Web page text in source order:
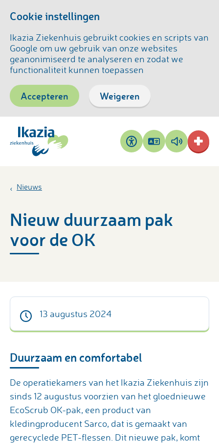
Cookie instellingen
Ikazia Ziekenhuis gebruikt cookies en scripts van
Google om uw gebruik van onze websites
geanonimiseerd te analyseren en zodat we
functionaliteit kunnen toepassen
Accepteren Weigeren
Toegankelijkheid
Pagina
vertalen
Pagina
voorlezen
Nieuws
Nieuw duurzaam pak
voor de OK
13 augustus 2024
Duurzaam en comfortabel
De operatiekamers van het Ikazia Ziekenhuis zijn
sinds 12 augustus voorzien van het gloednieuwe
EcoScrub OK-pak, een product van
kledingproducent Sarco, dat is gemaakt van
gerecyclede PET-flessen. Dit nieuwe pak, komt